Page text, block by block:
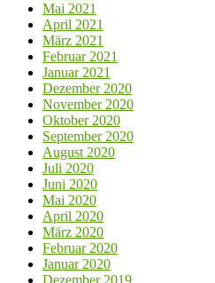
Mai 2021
April 2021
März 2021
Februar 2021
Januar 2021
Dezember 2020
November 2020
Oktober 2020
September 2020
August 2020
Juli 2020
Juni 2020
Mai 2020
April 2020
März 2020
Februar 2020
Januar 2020